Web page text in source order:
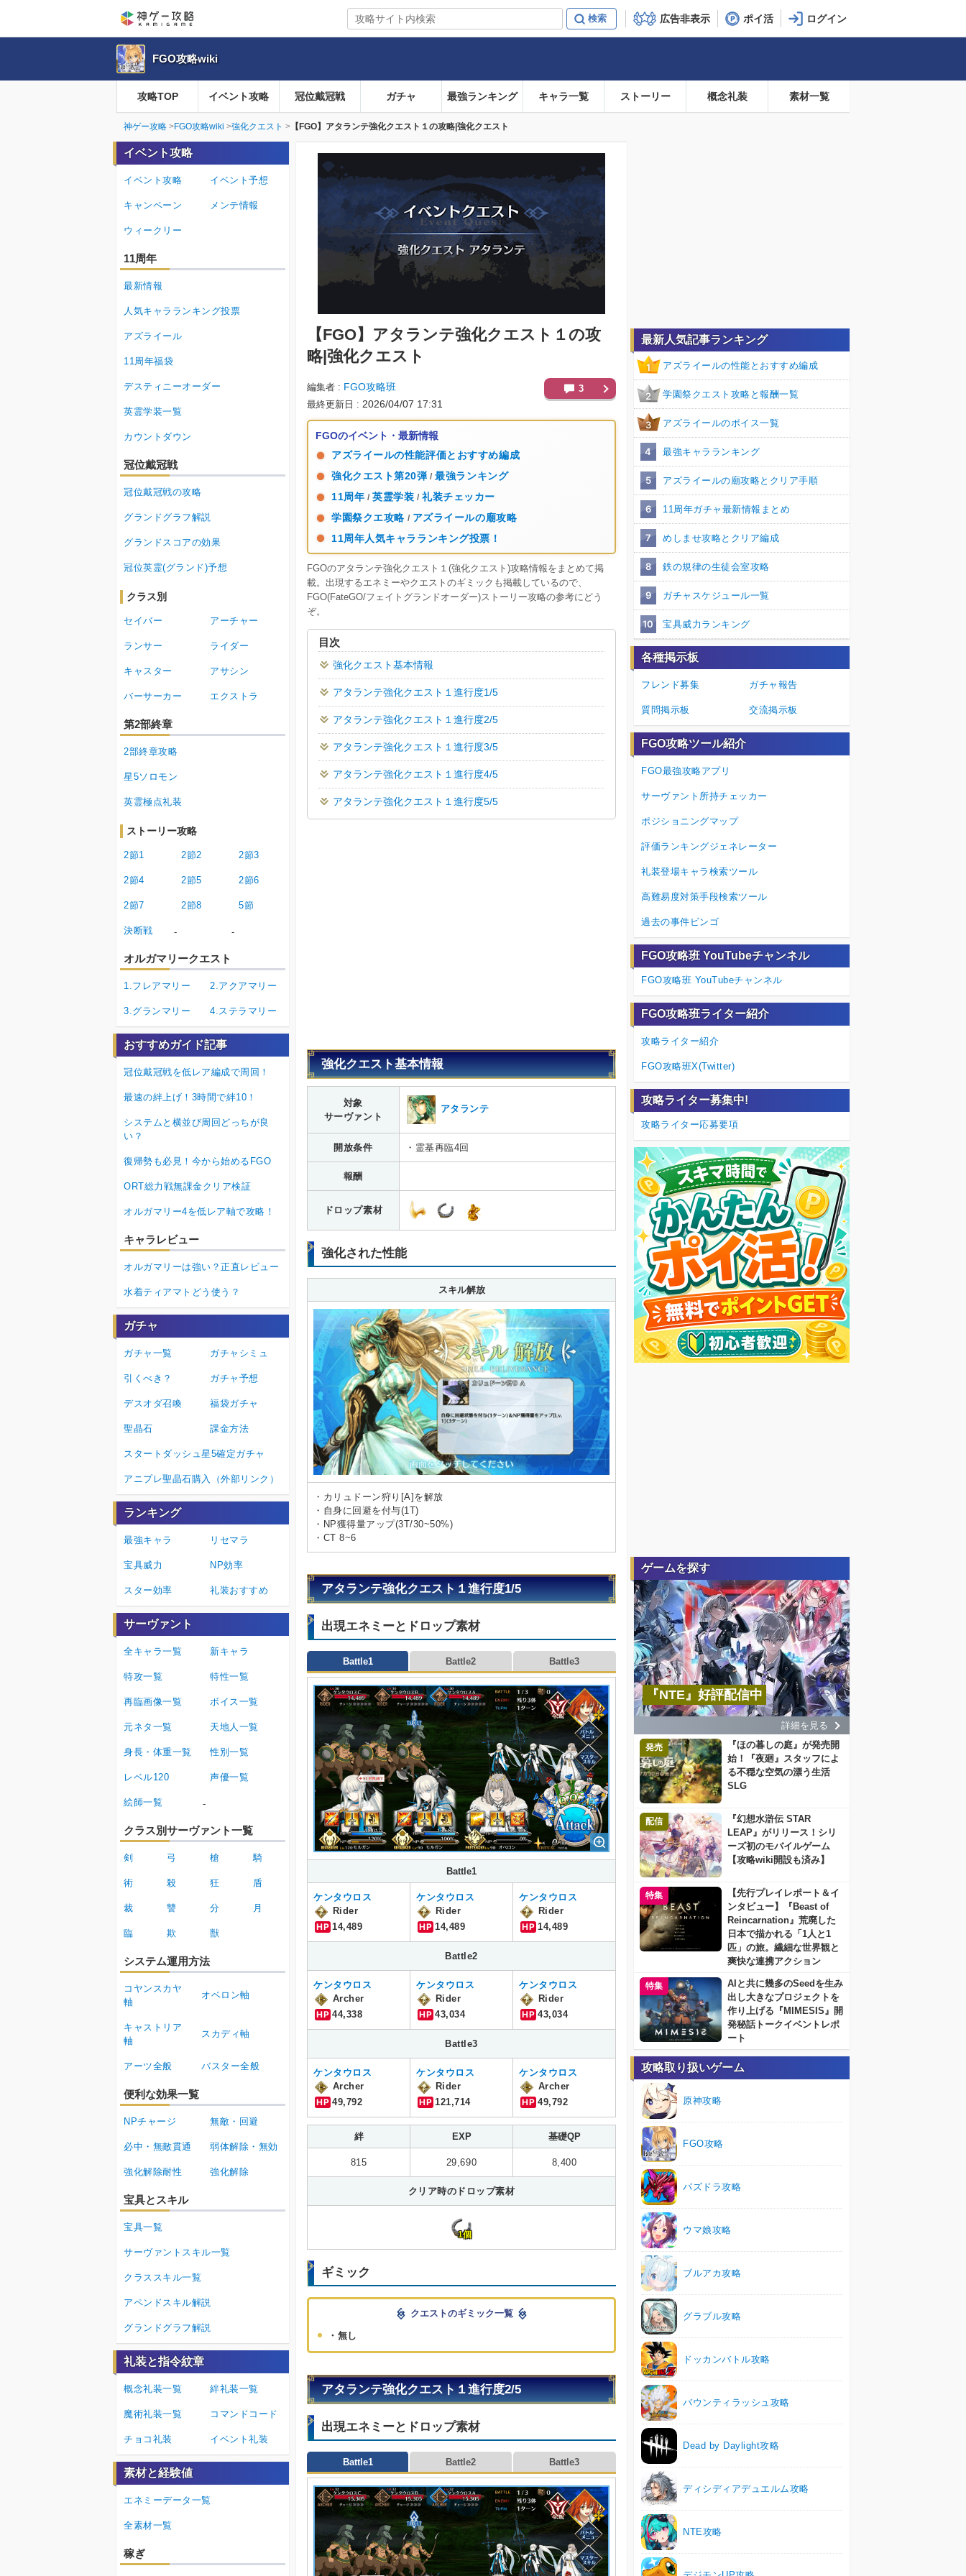
広告非表示 ポイ活
FGO攻略wiki
攻略TOP イベント攻略 冠位戴冠戦 ガチャ 最強ランキング キャラ一覧 ストーリー 概念礼装 素材一覧
神ゲー攻略 FGO攻略wiki 強化クエスト 【FGO】アタランテ強化クエスト１の攻略|強化クエスト
【FGO】 アタランテ強化クエスト１の攻
略|強化クエスト
編集者 FGO攻略班
最終更新日 2026/04/07 17:31
3
FGOのイベント・最新情報
アズライールの性能評価とおすすめ編成
強化クエスト第20弾 / 最強ランキング
11周年 / 英霊学装 / 礼装チェッカー
学園祭クエ攻略 / アズライールの廟攻略
11周年人気キャラランキング投票！
FGOのアタランテ強化クエスト１(強化クエスト)攻略情報をまとめて掲
載。出現するエネミーやクエストのギミックも掲載しているので、
FGO(FateGO/フェイトグランドオーダー)ストーリー攻略の参考にどう
ぞ。
目次
強化クエスト基本情報
アタランテ強化クエスト１進行度1/5
アタランテ強化クエスト１進行度2/5
アタランテ強化クエスト１進行度3/5
アタランテ強化クエスト１進行度4/5
アタランテ強化クエスト１進行度5/5
強化クエスト基本情報
対象
サーヴァント
アタランテ
開放条件 ・霊基再臨4回
報酬
ドロップ素材
強化された性能
スキル解放
・カリュドーン狩り[A]を解放
・自身に回避を付与(1T)
・NP獲得量アップ(3T/30~50%)
・CT 8~6
アタランテ強化クエスト１進行度1/5
出現エネミーとドロップ素材
Battle1 Battle2 Battle3
Battle1
ケンタウロス
Rider
HP 14,489
ケンタウロス
Rider
HP 14,489
ケンタウロス
Rider
HP 14,489
Battle2
ケンタウロス
Archer
HP 44,338
ケンタウロス
Rider
HP 43,034
ケンタウロス
Rider
HP 43,034
Battle3
ケンタウロス
Archer
HP 49,792
ケンタウロス
Rider
HP 121,714
ケンタウロス
Archer
HP 49,792
絆 EXP 基礎QP
815 29,690 8,400
クリア時のドロップ素材
1個
ギミック
クエストのギミック一覧
・無し
アタランテ強化クエスト１進行度2/5
出現エネミーとドロップ素材
Battle1 Battle2 Battle3
最新人気記事ランキング
1 アズライールの性能とおすすめ編成
2 学園祭クエスト攻略と報酬一覧
3 アズライールのボイス一覧
4 最強キャラランキング
5 アズライールの廟攻略とクリア手順
6 11周年ガチャ最新情報まとめ
7 めしませ攻略とクリア編成
8 鉄の規律の生徒会室攻略
9 ガチャスケジュール一覧
10 宝具威力ランキング
各種掲示板
フレンド募集 ガチャ報告
質問掲示板 交流掲示板
FGO攻略ツール紹介
FGO最強攻略アプリ
サーヴァント所持チェッカー
ポジショニングマップ
評価ランキングジェネレーター
礼装登場キャラ検索ツール
高難易度対策手段検索ツール
過去の事件ビンゴ
FGO攻略班 YouTubeチャンネル
FGO攻略班 YouTubeチャンネル
FGO攻略班ライター紹介
攻略ライター紹介
FGO攻略班X(Twitter)
攻略ライター募集中!
攻略ライター応募要項
ゲームを探す
『NTE』好評配信中
詳細を見る
発売
『ほの暮しの庭』が発売開
始！『夜廻』スタッフによ
る不穏な空気の漂う生活
SLG
配信
『幻想水滸伝 STAR
LEAP』がリリース！シリ
ーズ初のモバイルゲーム
【攻略wiki開設も済み】
特集
【先行プレイレポート＆イ
ンタビュー】『Beast of
Reincarnation』荒廃した
日本で描かれる「1人と1
匹」の旅。繊細な世界観と
爽快な連携アクション
特集
AIと共に幾多のSeedを生み
出し大きなプロジェクトを
作り上げる『MIMESIS』開
発秘話トークイベントレポ
ート
攻略取り扱いゲーム
原神攻略
FGO攻略
パズドラ攻略
ウマ娘攻略
ブルアカ攻略
グラブル攻略
ドッカンバトル攻略
バウンティラッシュ攻略
Dead by Daylight攻略
ディシディアデュエルム攻略
NTE攻略
イベント攻略
イベント攻略 イベント予想
キャンペーン メンテ情報
ウィークリー
11周年
最新情報
人気キャラランキング投票
アズライール
11周年福袋
デスティニーオーダー
英霊学装一覧
カウントダウン
冠位戴冠戦
冠位戴冠戦の攻略
グランドグラフ解説
グランドスコアの効果
冠位英霊(グランド)予想
クラス別
セイバー アーチャー
ランサー ライダー
キャスター アサシン
バーサーカー エクストラ
第2部終章
2部終章攻略
星5ソロモン
英霊極点礼装
ストーリー攻略
2節1 2節2 2節3
2節4 2節5 2節6
2節7 2節8 5節
決断戦 - -
オルガマリークエスト
1.フレアマリー 2.アクアマリー
3.グランマリー 4.ステラマリー
おすすめガイド記事
冠位戴冠戦を低レア編成で周回！
最速の絆上げ！3時間で絆10！
システムと横並び周回どっちが良
い？
復帰勢も必見！今から始めるFGO
ORT総力戦無課金クリア検証
オルガマリー4を低レア軸で攻略！
キャラレビュー
オルガマリーは強い？正直レビュー
水着ティアマトどう使う？
ガチャ
ガチャ一覧 ガチャシミュ
引くべき？ ガチャ予想
デスオダ召喚 福袋ガチャ
聖晶石 課金方法
スタートダッシュ星5確定ガチャ
アニプレ聖晶石購入（外部リンク）
ランキング
最強キャラ リセマラ
宝具威力 NP効率
スター効率 礼装おすすめ
サーヴァント
全キャラ一覧 新キャラ
特攻一覧 特性一覧
再臨画像一覧 ボイス一覧
元ネタ一覧 天地人一覧
身長・体重一覧 性別一覧
レベル120 声優一覧
絵師一覧 -
クラス別サーヴァント一覧
剣 弓 槍 騎
術 殺 狂 盾
裁 讐 分 月
臨 欺 獣
システム運用方法
コヤンスカヤ
軸
オベロン軸
キャストリア
軸
スカディ軸
アーツ全般 バスター全般
便利な効果一覧
NPチャージ 無敵・回避
必中・無敵貫通 弱体解除・無効
強化解除耐性 強化解除
宝具とスキル
宝具一覧
サーヴァントスキル一覧
クラススキル一覧
アペンドスキル解説
グランドグラフ解説
礼装と指令紋章
概念礼装一覧 絆礼装一覧
魔術礼装一覧 コマンドコード
チョコ礼装 イベント礼装
素材と経験値
エネミーデータ一覧
全素材一覧
稼ぎ